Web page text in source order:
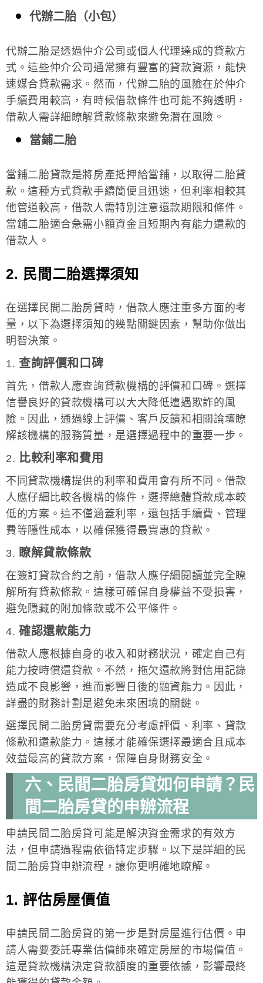
代辦二胎（小包）
代辦二胎是透過仲介公司或個人代理達成的貸款方
式。這些仲介公司通常擁有豐富的貸款資源，能快
速媒合貸款需求。然而，代辦二胎的風險在於仲介
手續費用較高，有時候借款條件也可能不夠透明，
借款人需詳細瞭解貸款條款來避免潛在風險。
當鋪二胎
當鋪二胎貸款是將房產抵押給當鋪，以取得二胎貸
款。這種方式貸款手續簡便且迅速，但利率相較其
他管道較高，借款人需特別注意還款期限和條件。
當鋪二胎適合急需小額資金且短期內有能力還款的
借款人。
2. 民間二胎選擇須知
在選擇民間二胎房貸時，借款人應注重多方面的考
量，以下為選擇須知的幾點關鍵因素，幫助你做出
明智決策。
1. 查詢評價和口碑
首先，借款人應查詢貸款機構的評價和口碑。選擇
信譽良好的貸款機構可以大大降低遭遇欺詐的風
險。因此，通過線上評價、客戶反饋和相關論壇瞭
解該機構的服務質量，是選擇過程中的重要一步。
2. 比較利率和費用
不同貸款機構提供的利率和費用會有所不同。借款
人應仔細比較各機構的條件，選擇總體貸款成本較
低的方案。這不僅涵蓋利率，還包括手續費、管理
費等隱性成本，以確保獲得最實惠的貸款。
3. 瞭解貸款條款
在簽訂貸款合約之前，借款人應仔細閱讀並完全瞭
解所有貸款條款。這樣可確保自身權益不受損害，
避免隱藏的附加條款或不公平條件。
4. 確認還款能力
借款人應根據自身的收入和財務狀況，確定自己有
能力按時償還貸款。不然，拖欠還款將對信用記錄
造成不良影響，進而影響日後的融資能力。因此，
詳盡的財務計劃是避免未來困境的關鍵。
選擇民間二胎房貸需要充分考慮評價、利率、貸款
條款和還款能力。這樣才能確保選擇最適合且成本
效益最高的貸款方案，保障自身財務安全。
六、民間二胎房貸如何申請？民
間二胎房貸的申辦流程
申請民間二胎房貸可能是解決資金需求的有效方
法，但申請過程需依循特定步驟。以下是詳細的民
間二胎房貸申辦流程，讓你更明確地瞭解。
1. 評估房屋價值
申請民間二胎房貸的第一步是對房屋進行估價。申
請人需要委託專業估價師來確定房屋的市場價值。
這是貸款機構決定貸款額度的重要依據，影響最終